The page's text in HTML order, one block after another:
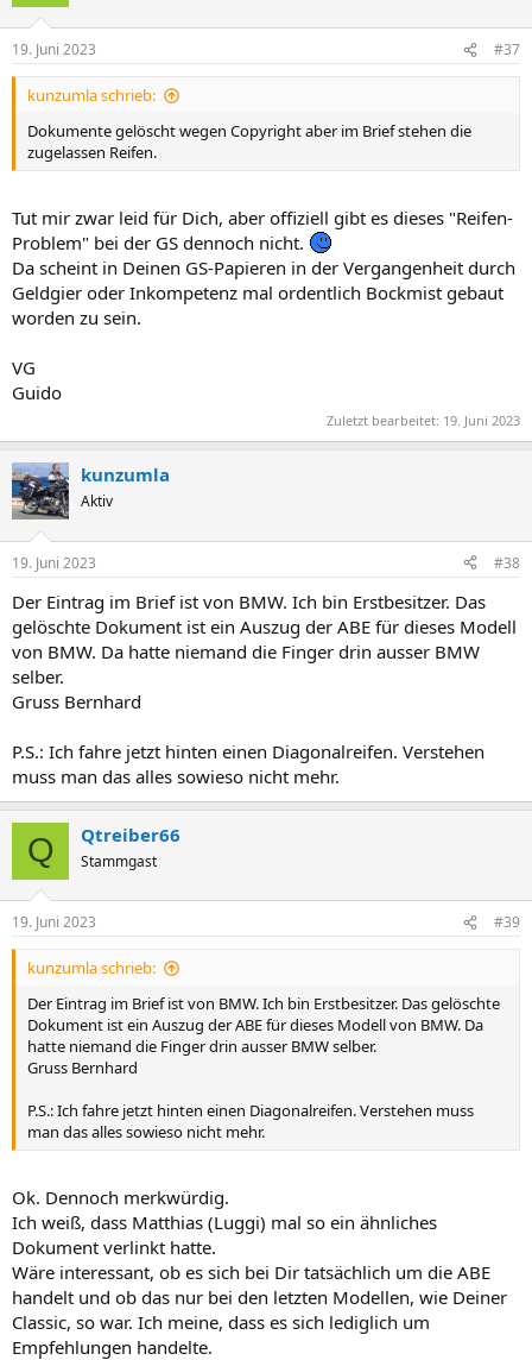
19. Juni 2023 #37
kunzumla schrieb:
Dokumente gelöscht wegen Copyright aber im Brief stehen die
zugelassen Reifen.
Tut mir zwar leid für Dich, aber offiziell gibt es dieses "Reifen-
Problem" bei der GS dennoch nicht.
Da scheint in Deinen GS-Papieren in der Vergangenheit durch
Geldgier oder Inkompetenz mal ordentlich Bockmist gebaut
worden zu sein.
VG
Guido
Zuletzt bearbeitet: 19. Juni 2023
kunzumla
Aktiv
19. Juni 2023 #38
Der Eintrag im Brief ist von BMW. Ich bin Erstbesitzer. Das
gelöschte Dokument ist ein Auszug der ABE für dieses Modell
von BMW. Da hatte niemand die Finger drin ausser BMW
selber.
Gruss Bernhard
P.S.: Ich fahre jetzt hinten einen Diagonalreifen. Verstehen
muss man das alles sowieso nicht mehr.
Q Qtreiber66
Stammgast
19. Juni 2023 #39
kunzumla schrieb:
Der Eintrag im Brief ist von BMW. Ich bin Erstbesitzer. Das gelöschte
Dokument ist ein Auszug der ABE für dieses Modell von BMW. Da
hatte niemand die Finger drin ausser BMW selber.
Gruss Bernhard
P.S.: Ich fahre jetzt hinten einen Diagonalreifen. Verstehen muss
man das alles sowieso nicht mehr.
Ok. Dennoch merkwürdig.
Ich weiß, dass Matthias (Luggi) mal so ein ähnliches
Dokument verlinkt hatte.
Wäre interessant, ob es sich bei Dir tatsächlich um die ABE
handelt und ob das nur bei den letzten Modellen, wie Deiner
Classic, so war. Ich meine, dass es sich lediglich um
Empfehlungen handelte.